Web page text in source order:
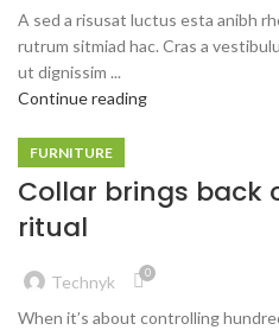
A sed a risusat luctus esta anibh
rutrum sitmiad hac. Cras a
ut dignissim ...
Continue reading
FURNITURE
Collar brings back
ritual
Technyk 0
When it’s about controlling